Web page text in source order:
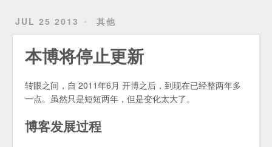
JUL 25 2013 其他
本博将停止更新
转眼之间，自 2011年6月 开博之后，到现在已经整两年多
一点。虽然只是短短两年，但是变化太大了。
博客发展过程